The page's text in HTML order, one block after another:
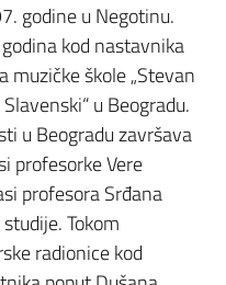
godine u Negotinu.
kod nastavnika
muzičke škole „Stevan
u Beogradu.
u Beogradu završava
profesorke Vere
profesora Srđana
Tokom
radionice kod